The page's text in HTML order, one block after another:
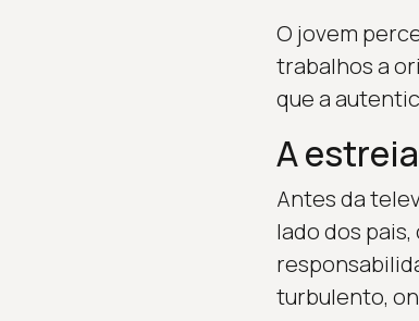
O jovem
trabalhos a
que a
A
Antes da
lado dos
turbulento,